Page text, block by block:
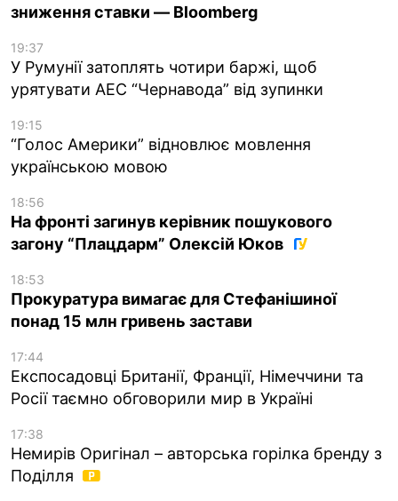
зниження ставки — Bloomberg
19:37
У Румунії затоплять чотири баржі, щоб
урятувати АЕС “Чернавода” від зупинки
19:15
“Голос Америки” відновлює мовлення
українською мовою
18:56
На фронті загинув керівник пошукового
загону “Плацдарм” Олексій Юков
18:53
Прокуратура вимагає для Стефанішиної
понад 15 млн гривень застави
17:44
Експосадовці Британії, Франції, Німеччини та
Росії таємно обговорили мир в Україні
17:38
Немирів Оригінал – авторська горілка бренду з
Поділля